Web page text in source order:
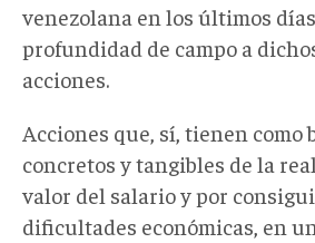
venezolana en los últimos
profundidad de campo a
acciones.
Acciones que, sí, tienen como
concretos y tangibles de la
valor del salario y por
dificultades económicas, en